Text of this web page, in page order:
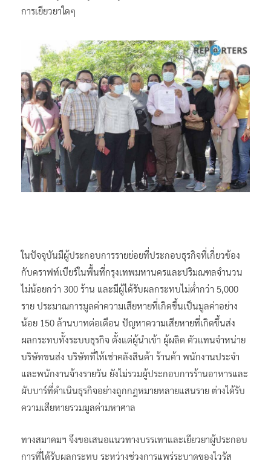
การเยียวยาใดๆ
ในปัจจุบันมีผู้ประกอบการรายย่อยที่ประกอบธุรกิจที่เกี่ยวข้อง
กับคราฟท์เบียร์ในพื้นที่กรุงเทพมหานครและปริมณฑลจำนวน
ไม่น้อยกว่า 300 ร้าน และมีผู้ได้รับผลกระทบไม่ต่ำกว่า 5,000
ราย ประมาณการมูลค่าความเสียหายที่เกิดขึ้นเป็นมูลค่าอย่าง
น้อย 150 ล้านบาทต่อเดือน ปัญหาความเสียหายที่เกิดขึ้นส่ง
ผลกระทบทั้งระบบธุรกิจ ตั้งแต่ผู้นำเข้า ผู้ผลิต ตัวแทนจำหน่าย
บริษัทขนส่ง บริษัทที่ให้เช่าคลังสินค้า ร้านค้า พนักงานประจำ
และพนักงานจ้างรายวัน ยังไม่รวมผู้ประกอบการร้านอาหารและ
ผับบาร์ที่ดำเนินธุรกิจอย่างถูกกฎหมายหลายแสนราย ต่างได้รับ
ความเสียหายรวมมูลค่ามหาศาล
ทางสมาคมฯ จึงขอเสนอแนวทางบรรเทาและเยียวยาผู้ประกอบ
การที่ได้รับผลกระทบ ระหว่างช่วงการแพร่ระบาดของไวรัส